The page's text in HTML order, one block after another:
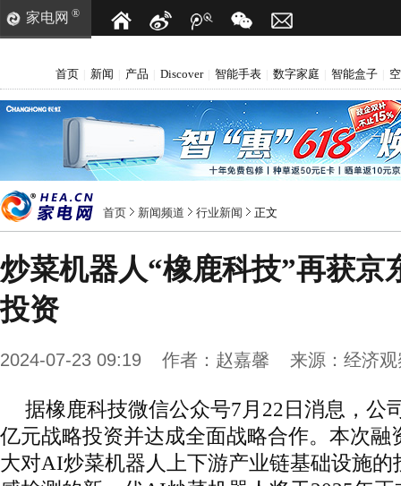
家电网 ®
首页 新闻 产品 Discover 智能手表 数字家庭 智能盒子
首页 新闻频道 行业新闻 正文
炒菜机器人“橡鹿科技”再获京
投资
2024-07-23 09:19 作者： 赵嘉馨 来源： 经济
据橡鹿科技微信公众号7月22日消息，公
亿元战略投资并达成全面战略合作。本次融
大对AI炒菜机器人上下游产业链基础设施的